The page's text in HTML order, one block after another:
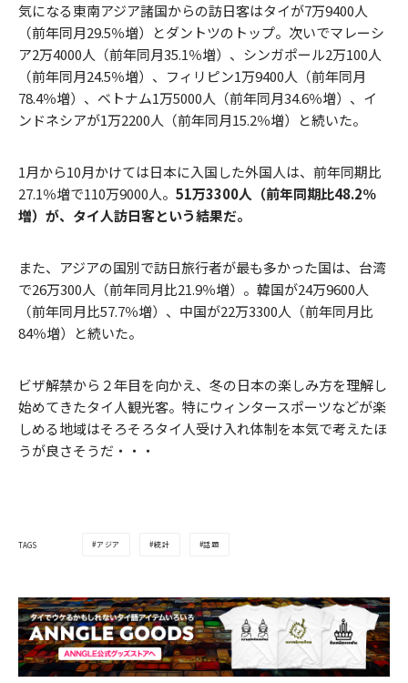
気になる東南アジア諸国からの訪日客はタイが7万9400人
（前年同月29.5％増）とダントツのトップ。次いでマレーシ
ア2万4000人（前年同月35.1％増）、シンガポール2万100人
（前年同月24.5％増）、フィリピン1万9400人（前年同月
78.4％増）、ベトナム1万5000人（前年同月34.6％増）、イ
ンドネシアが1万2200人（前年同月15.2％増）と続いた。
1月から10月かけては日本に入国した外国人は、前年同期比
27.1％増で110万9000人。 51万3300人（前年同期比48.2％
増）が、タイ人訪日客という結果だ。
また、アジアの国別で訪日旅行者が最も多かった国は、台湾
で26万300人（前年同月比21.9％増）。韓国が24万9600人
（前年同月比57.7％増）、中国が22万3300人（前年同月比
84％増）と続いた。
ビザ解禁から２年目を向かえ、冬の日本の楽しみ方を理解し
始めてきたタイ人観光客。特にウィンタースポーツなどが楽
しめる地域はそろそろタイ人受け入れ体制を本気で考えたほ
うが良さそうだ・・・
TAGS アジア 統計 話題